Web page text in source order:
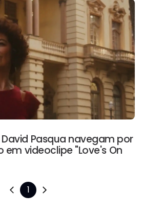
Pasqua navegam por
em videoclipe "Love's On
1